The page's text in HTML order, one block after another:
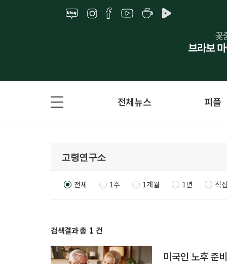
전체뉴스 피플
전체 1주 1개월 1년 직
검색결과 총 1 건
미국인 노후 준